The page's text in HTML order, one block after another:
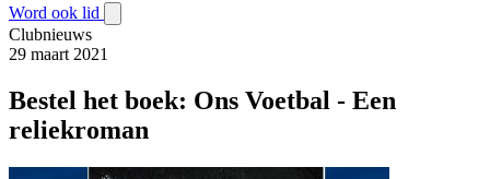
Word ook lid
Clubnieuws
29 maart 2021
Bestel het boek: Ons Voetbal - Een
reliekroman